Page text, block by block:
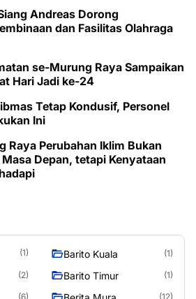
Andreas Dorong
dan Fasilitas Olahraga
se-Murung Raya Sampaikan
Hari Jadi ke-24
Tetap Kondusif, Personel
Ini
Raya Perubahan Iklim Bukan
Depan, tetapi Kenyataan
(1) Barito Kuala (1)
(2) Barito Timur (1)
(6) (12)